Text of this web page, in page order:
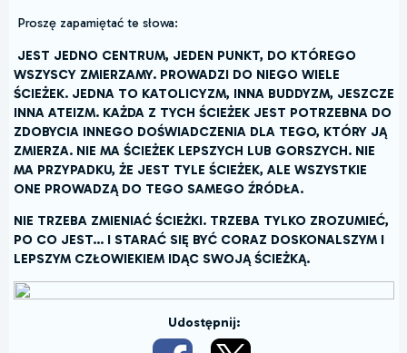
Proszę zapamiętać te słowa:
JEST JEDNO CENTRUM, JEDEN PUNKT, DO KTÓREGO
WSZYSCY ZMIERZAMY. PROWADZI DO NIEGO WIELE
ŚCIEŻEK. JEDNA TO KATOLICYZM, INNA BUDDYZM, JESZCZE
INNA ATEIZM. KAŻDA Z TYCH ŚCIEŻEK JEST POTRZEBNA DO
ZDOBYCIA INNEGO DOŚWIADCZENIA DLA TEGO, KTÓRY JĄ
ZMIERZA. NIE MA ŚCIEŻEK LEPSZYCH LUB GORSZYCH. NIE
MA PRZYPADKU, ŻE JEST TYLE ŚCIEŻEK, ALE WSZYSTKIE
ONE PROWADZĄ DO TEGO SAMEGO ŹRÓDŁA.
NIE TRZEBA ZMIENIAĆ ŚCIEŻKI. TRZEBA TYLKO ZROZUMIEĆ,
PO CO JEST... I STARAĆ SIĘ BYĆ CORAZ DOSKONALSZYM I
LEPSZYM CZŁOWIEKIEM IDĄC SWOJĄ ŚCIEŻKĄ.
Udostępnij: